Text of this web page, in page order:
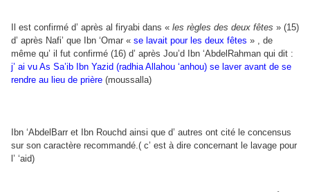
Il est confirmé d’ après al firyabi dans « les règles des deux fêtes » (15)
d’ après Nafi’ que Ibn ‘Omar « se lavait pour les deux fêtes » , de
même qu’ il fut confirmé (16) d’ après Jou’d Ibn ‘AbdelRahman qui dit :
j’ ai vu As Sa’ib Ibn Yazid (radhia Allahou ‘anhou) se laver avant de se
rendre au lieu de prière (moussalla)
Ibn ‘AbdelBarr et Ibn Rouchd ainsi que d’ autres ont cité le concensus
sur son caractère recommandé.( c’ est à dire concernant le lavage pour
l’ ‘aid)